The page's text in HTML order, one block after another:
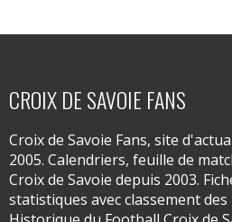
CROIX DE SAVOIE FANS
Croix de Savoie Fans, site
2005. Calendriers, feuille de
Croix de Savoie depuis 2003.
statistiques avec classement